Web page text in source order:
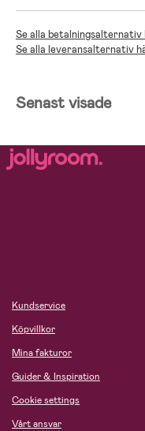
Se alla betalningsalternativ
Se alla leveransalternativ
Senast visade
Kundservice
Köpvillkor
Mina fakturor
Guider & Inspiration
Cookie settings
Vårt ansvar